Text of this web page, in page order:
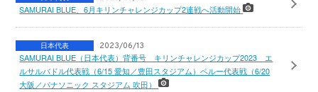
SAMURAI BLUE、6月キリンチャレンジカップ2連戦へ活動開始
日本代表 2023/06/13
SAMURAI BLUE（日本代表）背番号 キリンチャレンジカップ2023 エ
ルサルバドル代表戦（6/15 愛知／豊田スタジアム）ペルー代表戦（6/20
大阪／パナソニック スタジアム 吹田）